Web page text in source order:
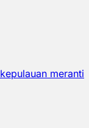
kepulauan meranti